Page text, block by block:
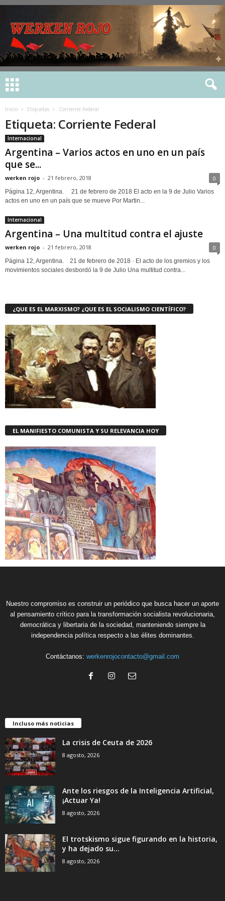
Inicio Etiquetas Corriente Federal
Etiqueta: Corriente Federal
Internacional
Argentina – Varios actos en uno en un país
que se...
werken rojo - 21 febrero, 2018 0
Página 12, Argentina. 21 de febrero de 2018 El acto en la 9 de Julio Varios
actos en uno en un país que se mueve Por Martin...
Internacional
Argentina – Una multitud contra el ajuste
werken rojo - 21 febrero, 2018 0
Página 12, Argentina. 21 de febrero de 2018 · El acto de los gremios y los
movimientos sociales desbordó la 9 de Julio Una multitud contra...
¿QUE ES EL MARXISMO? ¿QUE ES EL SOCIALISMO CIENTÍFICO?
EL MANIFIESTO COMUNISTA Y SU RELEVANCIA HOY
Nuestro compromiso es construir un periódico que busca hacer un aporte
al pensamiento crítico para la transformación socialista revolucionaria,
democrática y libertaria de la sociedad, manteniendo siempre la
independencia política respecto a las élites dominantes.
Contáctanos: werkenrojocontacto@gmail.com
Incluso más noticias
La crisis de Ceuta de 2026
8 agosto, 2026
Ante los riesgos de la Inteligencia Artificial,
¡Actuar Ya!
8 agosto, 2026
El trotskismo sigue figurando en la historia,
y ha dejado su...
8 agosto, 2026